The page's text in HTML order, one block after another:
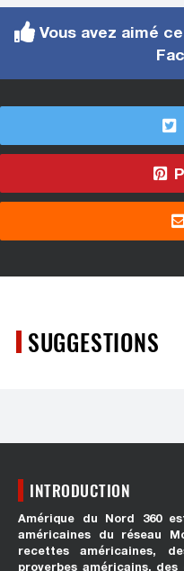
Vous avez aimé
SUGGESTIONS
INTRODUCTION
Amérique du Nord 360
américaines du réseau
recettes américaines,
proverbes américains,